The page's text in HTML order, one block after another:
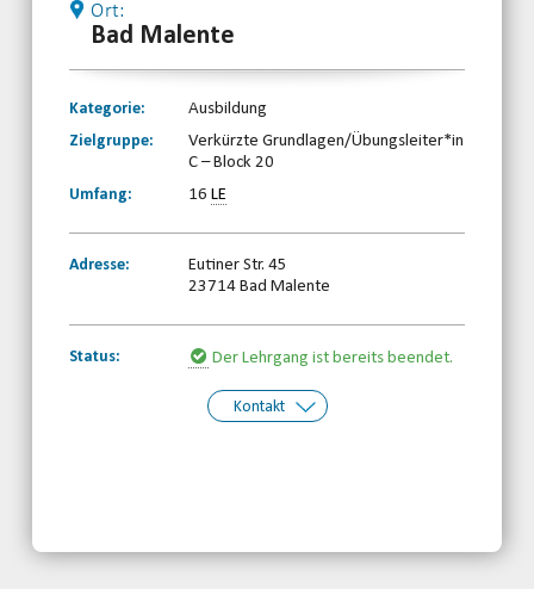
Ort:
Bad Malente
Kategorie:
Ausbildung
Zielgruppe:
Verkürzte Grundlagen/Übungsleiter*in
C – Block 20
Umfang:
16LE
Adresse:
Eutiner Str. 45
23714 Bad Malente
Status: Der Lehrgang ist bereits beendet.
Kontakt